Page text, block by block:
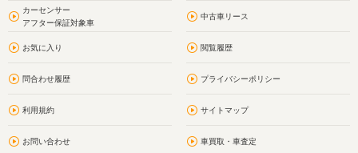
カーセンサー
アフター保証対象車
中古車リース
お気に入り 閲覧履歴
問合わせ履歴 プライバシーポリシー
利用規約 サイトマップ
お問い合わせ 車買取・車査定